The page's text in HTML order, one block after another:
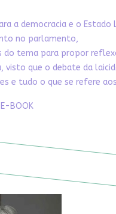
a democracia e o Estado
no parlamento,
do tema para propor
visto que o debate da
e tudo o que se refere
E-BOOK